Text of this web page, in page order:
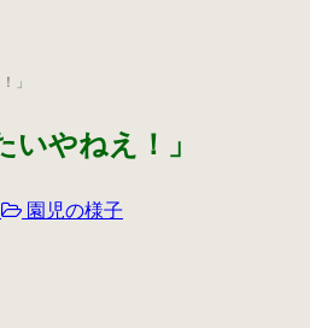
」
やねえ！」
園児の様子